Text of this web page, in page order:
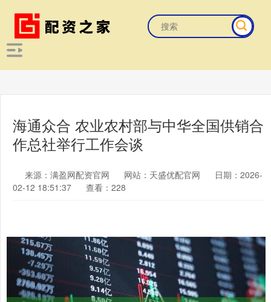
海通众合 农业农村部与中华全国供销合
作总社举行工作会谈
来源：满盈网配资官网 网站：天盛优配官网
日期：2026-
02-12 18:51:37
查看：228